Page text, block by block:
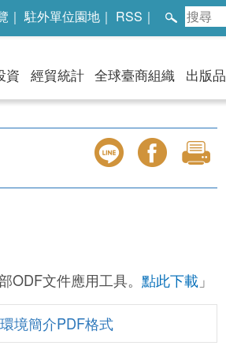
｜駐外單位園地 ｜ RSS ｜
資 經貿統計 全球臺商組織 出版品
文件應用工具。 點此下載 」
境簡介PDF格式